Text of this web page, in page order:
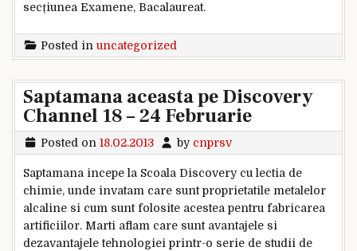
secțiunea Examene, Bacalaureat.
Posted in uncategorized
Saptamana aceasta pe Discovery
Channel 18 – 24 Februarie
Posted on 18.02.2013 by cnprsv
Saptamana incepe la Scoala Discovery cu lectia de
chimie, unde invatam care sunt proprietatile metalelor
alcaline si cum sunt folosite acestea pentru fabricarea
artificiilor. Marti aflam care sunt avantajele si
dezavantajele tehnologiei printr-o serie de studii de